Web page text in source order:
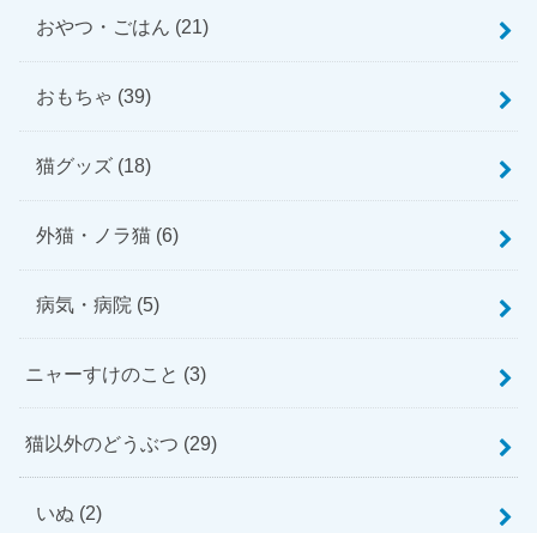
おやつ・ごはん (21)
おもちゃ (39)
猫グッズ (18)
外猫・ノラ猫 (6)
病気・病院 (5)
ニャーすけのこと (3)
猫以外のどうぶつ (29)
いぬ (2)